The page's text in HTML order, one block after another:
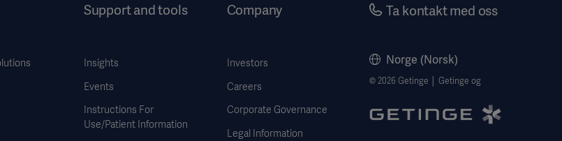
Support and tools
Insights
Events
Instructions For
Use/Patient Information
Company
Investors
Careers
Corporate Governance
Legal Information
Ta kontakt med oss
Norge (Norsk)
© 2026 Getinge │ Getinge og